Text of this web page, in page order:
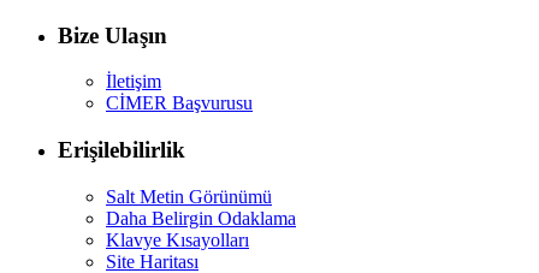
Bize Ulaşın
İletişim
CİMER Başvurusu
Erişilebilirlik
Salt Metin Görünümü
Daha Belirgin Odaklama
Klavye Kısayolları
Site Haritası